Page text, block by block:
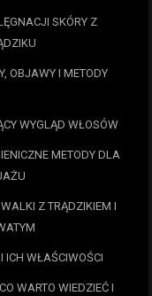
SKÓRY Z
OBJAWY I METODY
WYGLĄD WŁOSÓW
METODY DLA
Z TRĄDZIKIEM I
ICH WŁAŚCIWOŚCI
WARTO WIEDZIEĆ I